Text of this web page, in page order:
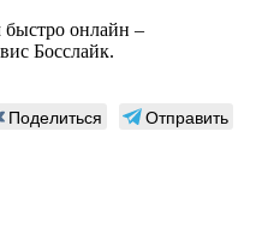
онлайн –
Босслайк.
Поделиться
Отправить